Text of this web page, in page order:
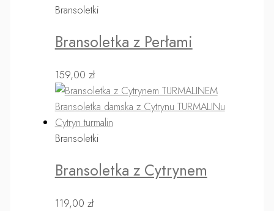
Bransoletki
Bransoletka z Perłami
159,00 zł
Bransoletki
Bransoletka z Cytrynem
119,00 zł